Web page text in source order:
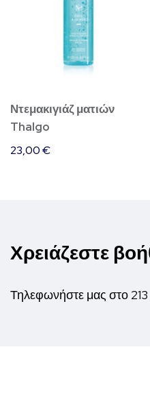
Ντεμακιγιάζ ματιών
Thalgo
23,00€
Χρειάζεστε
Τηλεφωνήστε μας στο